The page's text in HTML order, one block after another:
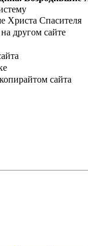
Христа Спасителя
другом сайте
сайта